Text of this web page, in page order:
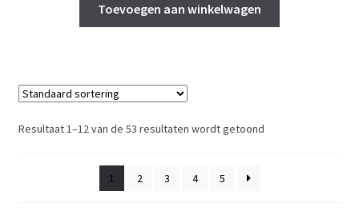
Toevoegen aan winkelwagen
Resultaat 1–12 van de 53 resultaten wordt getoond
1 2 3 4 5